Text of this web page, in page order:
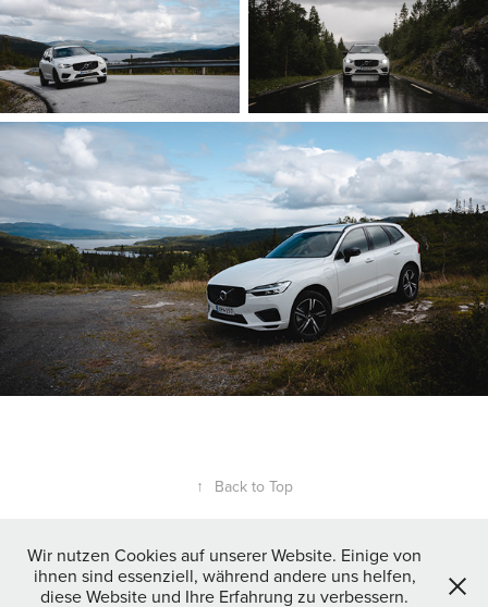
↑ Back to Top
Wir nutzen Cookies auf unserer Website. Einige von
ihnen sind essenziell, während andere uns helfen,
diese Website und Ihre Erfahrung zu verbessern.